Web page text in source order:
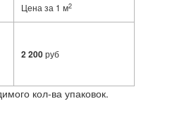
Цена за 1 м2
2 200руб
кол-ва упаковок.